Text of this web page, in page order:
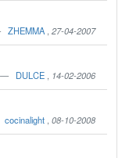
ZHEMMA 27-04-2007
DULCE 14-02-2006
cocinalight 08-10-2008